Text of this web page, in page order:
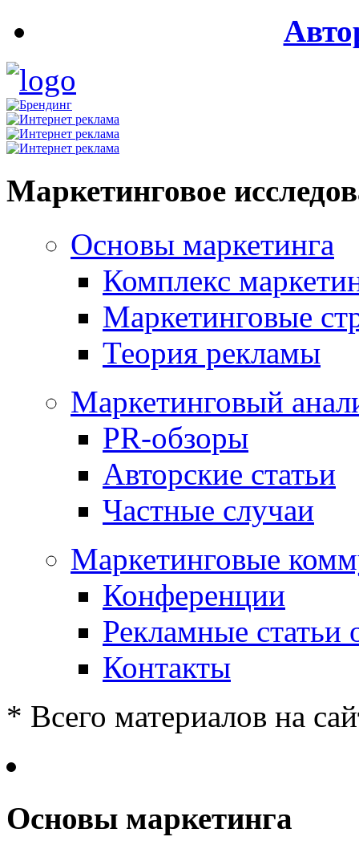
Маркетинговое
Основы маркетинга
Комплекс
Маркетинговые
Теория рекламы
Маркетинговый
PR-обзоры
Авторские статьи
Частные случаи
Маркетинговые
Конференции
Рекламные статьи
Контакты
* Всего материалов на
Основы маркетинга